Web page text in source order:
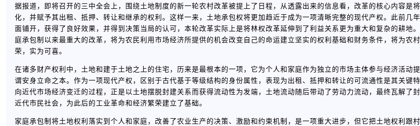
据报道，即将召开的三中全会上，围绕土地制度的新一轮农村改革被提上了日程，从透露出来的信息看，改革的核心内容是
化，并赋予其出租、抵押、转让和继承的权利。这样一来，土地承包权将更加趋近于成为一项清晰完整的现代产权。此前几
面铺开，获得了良好效果，并得到决策当局的认可，本轮改革实际上是将林权改革延伸到了利益关系更为重大和复杂的耕地
庭承包制以来最重大的改革，将为农民利用市场经济所提供的机会改变自己的命运建立坚实的权利基础和财务条件，将为农
荣，实为可喜。
在诸多财产权利中，土地和建于土地之上的住宅，历来是最根本的一项，它为个人和家庭作为独立的市场主体参与经济活动
谓安身立命之本。作为一项现代产权，区别于古代基于等级结构的身份属性，表现为出租、抵押和转让的可流通性是其关键
向近代市场经济变迁的过程，正是以土地摆脱封建关系而获得流动性为发端，土地流动随后带动了劳动力流动，最终瓦解了
近代市民社会，为此后的工业革命和经济繁荣建立了基础。
家庭承包制将土地权利落实到个人和家庭，改善了农业生产的决策、激励和约束机制，是一项重大进步，但它把土地权利跟